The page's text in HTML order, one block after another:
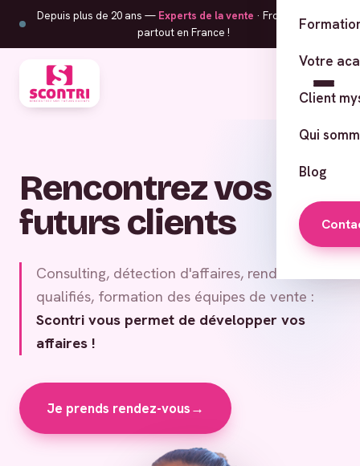
Depuis plus de 20 ans — Experts de la vente · From Corsica,
partout en France !
Votre
Client
Qui
Blog
Rencontrez vos
futurs clients
Consulting, détection d'affaires, rendez-vous
qualifiés, formation des équipes de vente :
Scontri vous permet de développer vos
affaires !
Je prends rendez-vous→